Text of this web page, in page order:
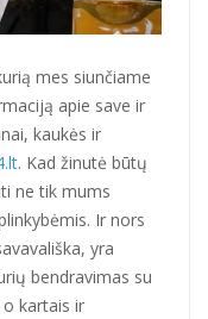
mes siunčiame
apie save ir
kaukės ir
. Kad žinutė būtų
ne tik mums
Ir nors
yra
bendravimas su
kartais ir